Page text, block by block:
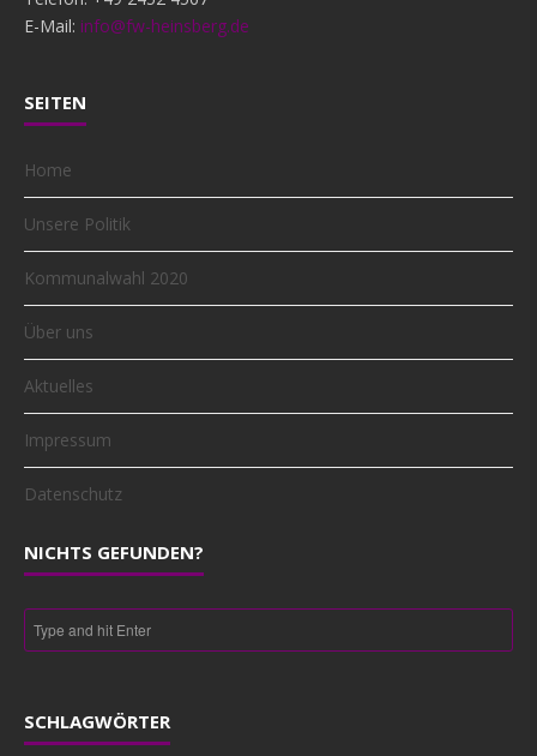
E-Mail: info@fw-heinsberg.de
SEITEN
Home
Unsere Politik
Kommunalwahl 2020
Über uns
Aktuelles
Impressum
Datenschutz
NICHTS GEFUNDEN?
SCHLAGWÖRTER